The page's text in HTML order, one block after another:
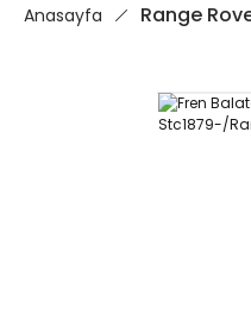
Anasayfa Range